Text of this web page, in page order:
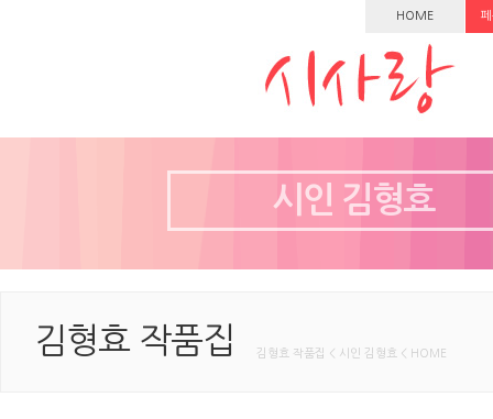
HOME
시인 김형효
김형효 작품집 김형효 작품집 < 시인 김형효 < HOME